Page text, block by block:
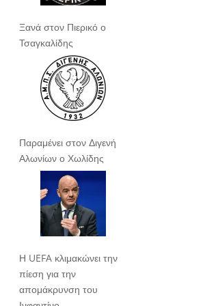
Ξανά στον Πιερικό ο
Τσαγκαλίδης
Παραμένει στον Διγενή
Αλωνίων ο Χωλίδης
Η UEFA κλιμακώνει την
πίεση για την
απομάκρυνση του